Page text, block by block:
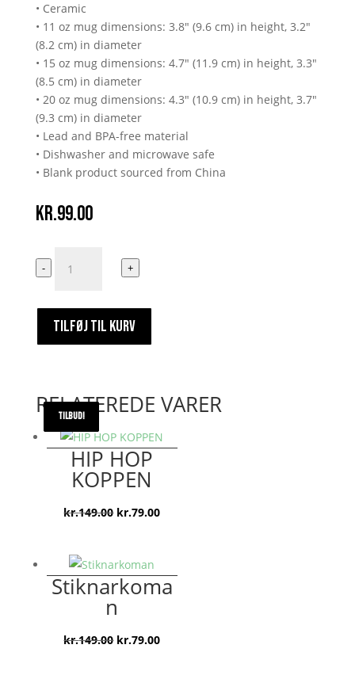
• Ceramic
• 11 oz mug dimensions: 3.8″ (9.6 cm) in height, 3.2″
(8.2 cm) in diameter
• 15 oz mug dimensions: 4.7″ (11.9 cm) in height, 3.3″
(8.5 cm) in diameter
• 20 oz mug dimensions: 4.3″ (10.9 cm) in height, 3.7″
(9.3 cm) in diameter
• Lead and BPA-free material
• Dishwasher and microwave safe
• Blank product sourced from China
kr.99.00
Den
Bitre
Kop
antal
- +
TILFØJ TIL KURV
RELATEREDE VARER
TILBUD!
HIP HOP
KOPPEN
kr.149.00 Den
var:
kr.149.00.
kr.79.00Den
er:
kr.79.00.
TILBUD!
Stiknarkoma
n
kr.149.00 Den
kr.79.00Den
TILBUD!
TILBUD!